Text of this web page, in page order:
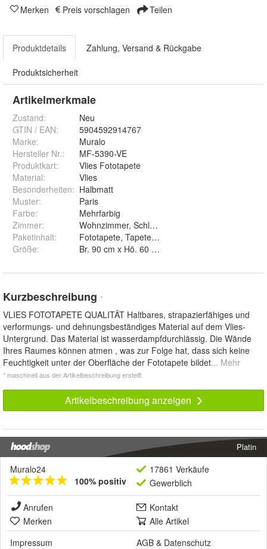
Merken Preis vorschlagen Teilen
Produktdetails Zahlung, Versand & Rückgabe
Produktsicherheit
Artikelmerkmale
Zustand:
Neu
GTIN / EAN:
5904592914767
Marke:
Muralo
Hersteller Nr.:
MF-5390-VE
Produktkart:
Vlies Fototapete
Material:
Vlies
Besonderheiten: Halbmatt
Muster:
Paris
Farbe:
Mehrfarbig
Zimmer:
Wohnzimmer, Schlafzimmer, Büro, Arbeitszimmer
Paketinhalt:
Fototapete, Tapetenkleister, Montageanleitung
Größe: Br. 90 cm x Hö. 60 cm, Br. 135 cm x Hö. 90 cm,
Kurzbeschreibung *
VLIES FOTOTAPETE QUALITÄT Haltbares, strapazierfähiges und
verformungs- und dehnungsbeständiges Material auf dem Vlies-
Untergrund. Das Material ist wasserdampfdurchlässig. Die Wände
Ihres Raumes können atmen , was zur Folge hat, dass sich keine
Feuchtigkeit unter der Oberfläche der Fototapete bildet... Mehr
* maschinell aus der Artikelbeschreibung erstellt
Artikelbeschreibung anzeigen
Platin
Muralo24
100% positiv
17861 Verkäufe
Gewerblich
Anrufen
Kontakt
Merken
Alle Artikel
Impressum
AGB & Datenschutz